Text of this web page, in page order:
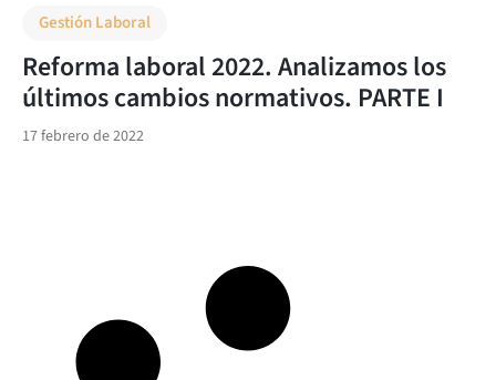
Gestión Laboral
Reforma laboral 2022. Analizamos los
últimos cambios normativos. PARTE I
17 febrero de 2022